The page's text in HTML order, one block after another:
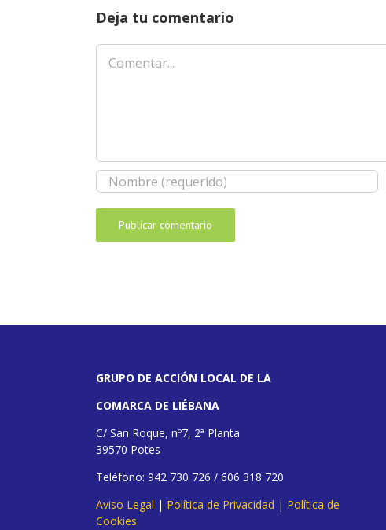
Deja tu comentario
Comentar
GRUPO DE ACCIÓN LOCAL DE LA
COMARCA DE LIÉBANA
C/ San Roque, nº7, 2ª Planta
39570 Potes
Teléfono: 942 730 726 / 606 318 720
Aviso Legal | Política de Privacidad | Política de
Cookies